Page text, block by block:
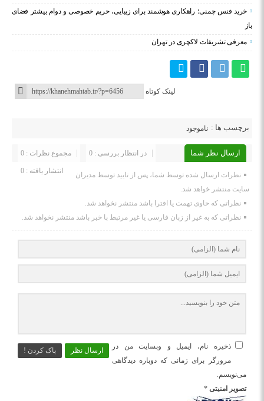
خرید فنس چمنی؛ راهکاری هوشمند برای زیبایی، حریم خصوصی و دوام بیشتر فضای
باز
معرفی تشریفات لاکچری در تهران
لینک کوتاه
برچسب ها : ناموجود
ارسال نظر شما مجموع نظرات : 0 در انتظار بررسی : 0
انتشار یافته : 0
نظرات ارسال شده توسط شما، پس از تایید توسط مدیران
سایت منتشر خواهد شد.
نظراتی که حاوی تهمت یا افترا باشد منتشر نخواهد شد.
نظراتی که به غیر از زبان فارسی یا غیر مرتبط با خبر باشد منتشر نخواهد شد.
ارسال نظر پاک کردن !
ذخیره نام، ایمیل و وبسایت من در
مرورگر برای زمانی که دوباره دیدگاهی
می‌نویسم.
تصویر امنیتی *